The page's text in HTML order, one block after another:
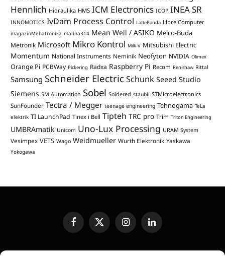
Hennlich Hidraulika HMS ICM Electronics ICOP INEA SR
INNOMOTICS IvDam Process Control LattePanda Libre Computer
magazinMehatronika malina314 Mean Well / ASIKO Melco-Buda
Metronik Microsoft Mikro Kontrol Milk-V Mitsubishi Electric
Momentum National Instruments Neminik Neofyton NVIDIA Olimex
Orange Pi PCBWay Pickering Radxa Raspberry Pi Recom Renishaw Rittal
Samsung Schneider ElectricSchunk Seeed Studio
Siemens SM Automation Sobel Soldered staubli STMicroelectronics
SunFounder Tectra / Megger teenage engineering Tehnogama TeLa
elektrik TI LaunchPad Tinex i Bell Tipteh TRC pro Trim Triton Engineering
UMBRAmatik Unicom Uno-Lux Processing URAM System
Vesimpex VETS Wago Weidmueller Wurth Elektronik Yaskawa
Yokogawa
FacebookX
(Twitter)
InstagramLinkedIn